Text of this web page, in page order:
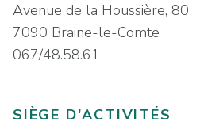
Avenue de la Houssière, 80
7090 Braine-le-Comte
067/48.58.61
SIÈGE D'ACTIVITÉS